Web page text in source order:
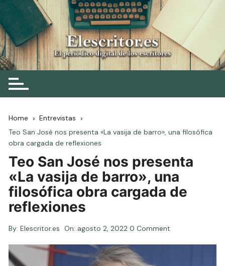
Skip
to
content
Elescritor.es
El periódico digital de los escritores
Home
Entrevistas
Teo San José nos presenta «La vasija de barro», una filosófica
obra cargada de reflexiones
Teo San José nos presenta
«La vasija de barro», una
filosófica obra cargada de
reflexiones
By: Elescritor.es On: agosto 2, 2022 0 Comment